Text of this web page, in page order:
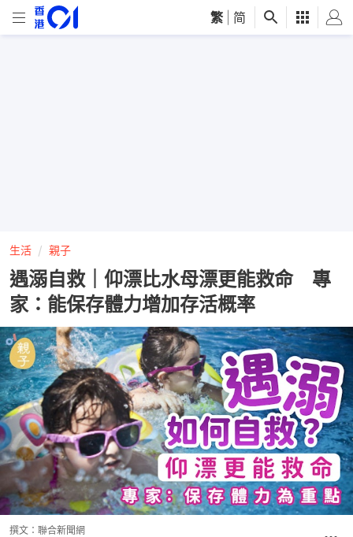
繁 简
生活 親子
遇溺自救｜仰漂比水母漂更能救命 專
家：能保存體力增加存活概率
撰文： 聯合新聞網